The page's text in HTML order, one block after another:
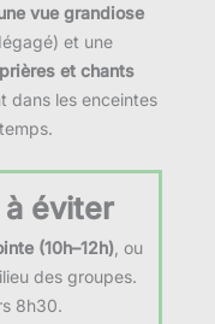
vue grandiose
et une
et chants
dans les enceintes
à éviter
(10h–12h), ou
des groupes.
8h30.